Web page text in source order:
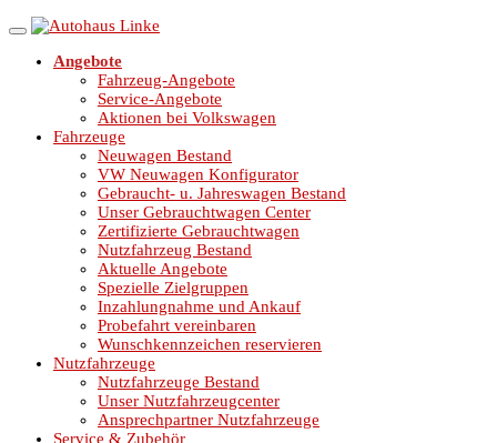
Angebote
Fahrzeug-Angebote
Service-Angebote
Aktionen bei Volkswagen
Fahrzeuge
Neuwagen Bestand
VW Neuwagen Konfigurator
Gebraucht- u. Jahreswagen Bestand
Unser Gebrauchtwagen Center
Zertifizierte Gebrauchtwagen
Nutzfahrzeug Bestand
Aktuelle Angebote
Spezielle Zielgruppen
Inzahlungnahme und Ankauf
Probefahrt vereinbaren
Wunschkennzeichen reservieren
Nutzfahrzeuge
Nutzfahrzeuge Bestand
Unser Nutzfahrzeugcenter
Ansprechpartner Nutzfahrzeuge
Service & Zubehör